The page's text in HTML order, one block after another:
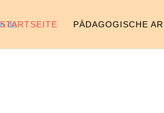
STARTSEITE PÄDAGOGISCHE